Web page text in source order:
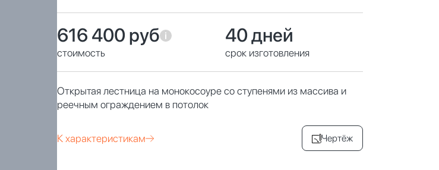
616 400 руб
стоимость
40 дней
срок изготовления
Открытая лестница на монокосоуре со ступенями из массива и
реечным ограждением в потолок
К характеристикам Чертёж